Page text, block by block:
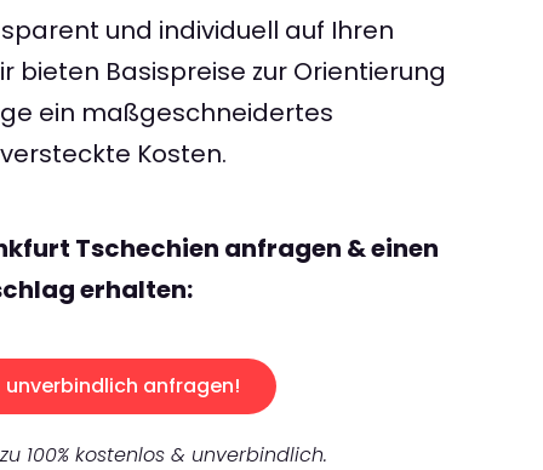
und individuell auf Ihren
bieten Basispreise zur Orientierung
ein maßgeschneidertes
Kosten.
Tschechien anfragen & einen
erhalten:
unverbindlich anfragen!
100% kostenlos & unverbindlich.